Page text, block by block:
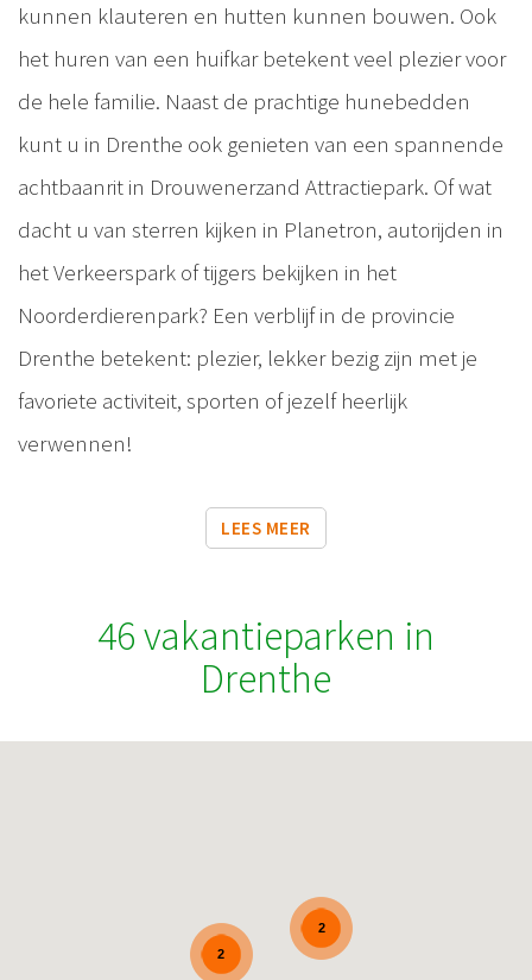
kunnen klauteren en hutten kunnen bouwen. Ook
het huren van een huifkar betekent veel plezier voor
de hele familie. Naast de prachtige hunebedden
kunt u in Drenthe ook genieten van een spannende
achtbaanrit in Drouwenerzand Attractiepark. Of wat
dacht u van sterren kijken in Planetron, autorijden in
het Verkeerspark of tijgers bekijken in het
Noorderdierenpark? Een verblijf in de provincie
Drenthe betekent: plezier, lekker bezig zijn met je
favoriete activiteit, sporten of jezelf heerlijk
verwennen!
LEES MEER
46 vakantieparken in
Drenthe
2
2